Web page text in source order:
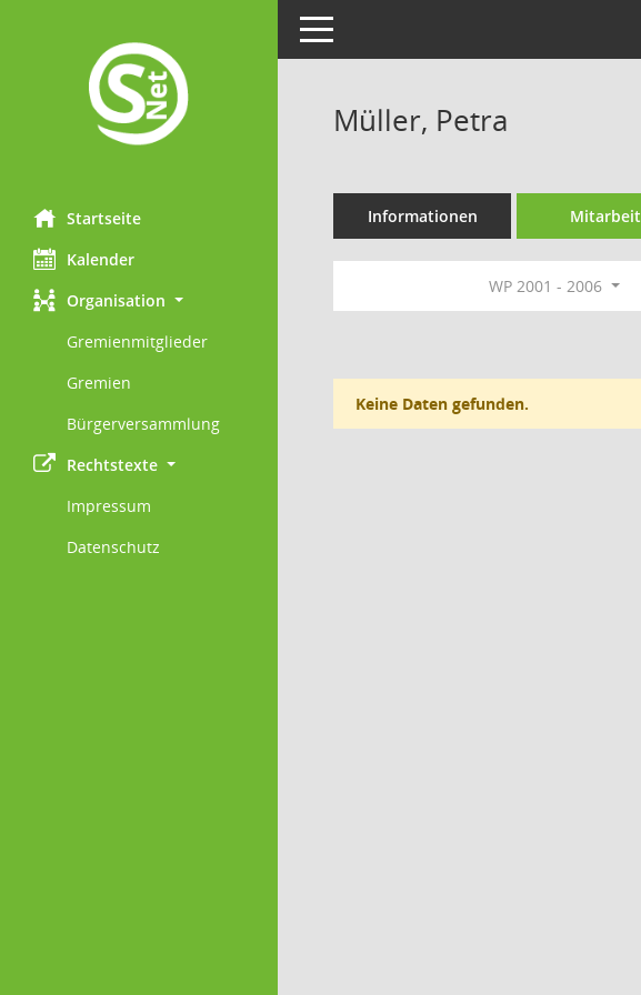
Startseite
Kalender
Organisation
Gremienmitglieder
Gremien
Bürgerversammlung
Rechtstexte
Impressum
Datenschutz
Toggle navigation
Müller, Petra
Informationen Mitarbeit
WP 2001 - 2006
Keine Daten gefunden.